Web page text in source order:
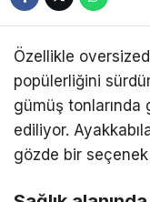
Özellikle
popülerliğini
gümüş tonlarında
ediliyor.
gözde bir